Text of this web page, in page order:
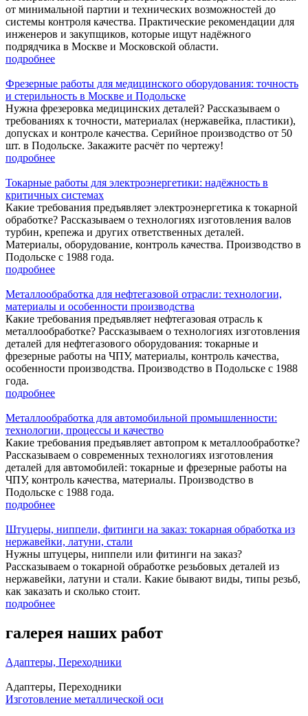
от минимальной партии и технических возможностей до
системы контроля качества. Практические рекомендации для
инженеров и закупщиков, которые ищут надёжного
подрядчика в Москве и Московской области.
подробнее
Фрезерные работы для медицинского оборудования: точность
и стерильность в Москве и Подольске
Нужна фрезеровка медицинских деталей? Рассказываем о
требованиях к точности, материалах (нержавейка, пластики),
допусках и контроле качества. Серийное производство от 50
шт. в Подольске. Закажите расчёт по чертежу!
подробнее
Токарные работы для электроэнергетики: надёжность в
критичных системах
Какие требования предъявляет электроэнергетика к токарной
обработке? Рассказываем о технологиях изготовления валов
турбин, крепежа и других ответственных деталей.
Материалы, оборудование, контроль качества. Производство в
Подольске с 1988 года.
подробнее
Металлообработка для нефтегазовой отрасли: технологии,
материалы и особенности производства
Какие требования предъявляет нефтегазовая отрасль к
металлообработке? Рассказываем о технологиях изготовления
деталей для нефтегазового оборудования: токарные и
фрезерные работы на ЧПУ, материалы, контроль качества,
особенности производства. Производство в Подольске с 1988
года.
подробнее
Металлообработка для автомобильной промышленности:
технологии, процессы и качество
Какие требования предъявляет автопром к металлообработке?
Рассказываем о современных технологиях изготовления
деталей для автомобилей: токарные и фрезерные работы на
ЧПУ, контроль качества, материалы. Производство в
Подольске с 1988 года.
подробнее
Штуцеры, ниппели, фитинги на заказ: токарная обработка из
нержавейки, латуни, стали
Нужны штуцеры, ниппели или фитинги на заказ?
Рассказываем о токарной обработке резьбовых деталей из
нержавейки, латуни и стали. Какие бывают виды, типы резьб,
как заказать и сколько стоит.
подробнее
галерея наших работ
Адаптеры, Переходники
Адаптеры, Переходники
Изготовление металлической оси